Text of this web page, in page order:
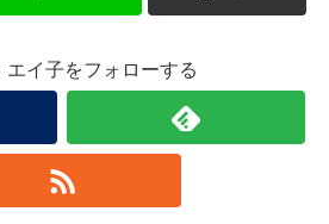
エイ子をフォローする